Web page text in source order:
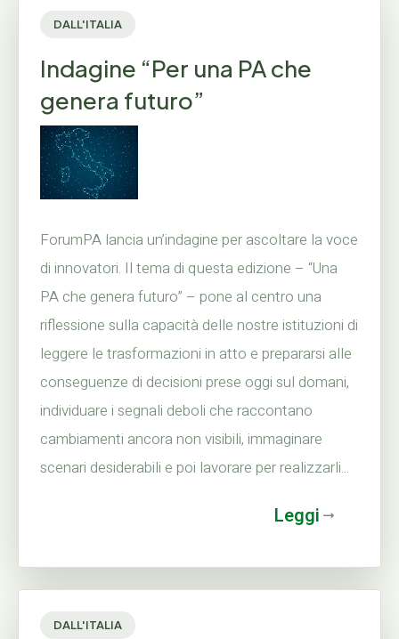
DALL'ITALIA
Indagine “Per una PA che
genera futuro”
ForumPA lancia un’indagine per ascoltare la voce
di innovatori. Il tema di questa edizione – “Una
PA che genera futuro” – pone al centro una
riflessione sulla capacità delle nostre istituzioni di
leggere le trasformazioni in atto e prepararsi alle
conseguenze di decisioni prese oggi sul domani,
individuare i segnali deboli che raccontano
cambiamenti ancora non visibili, immaginare
scenari desiderabili e poi lavorare per realizzarli...
Leggi
DALL'ITALIA